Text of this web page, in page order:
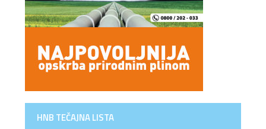
HNB TEČAJNA LISTA